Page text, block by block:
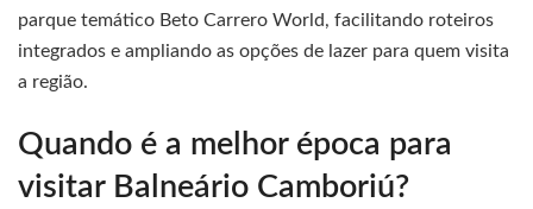
parque temático Beto Carrero World, facilitando roteiros
integrados e ampliando as opções de lazer para quem visita
a região.
Quando é a melhor época para
visitar Balneário Camboriú?